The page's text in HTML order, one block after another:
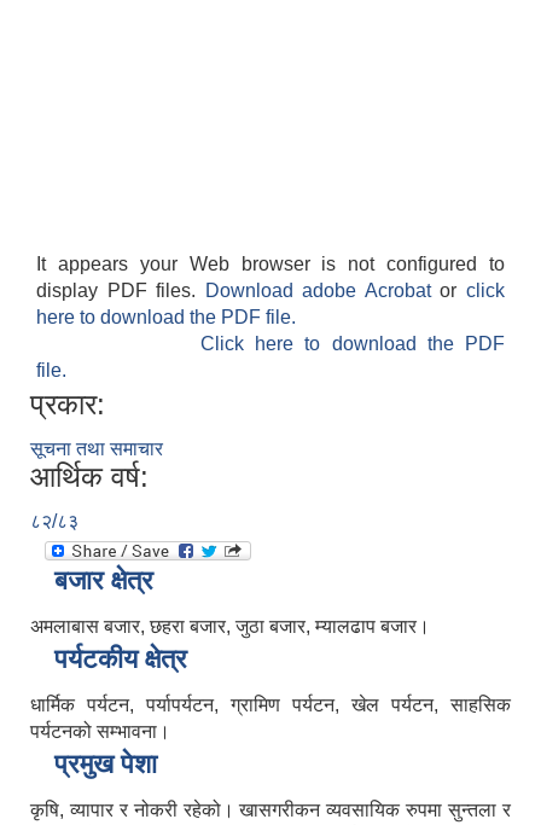
It appears your Web browser is not configured to
display PDF files.
Download adobe Acrobatorclick
here to download the PDF file.
Click here to download the PDF
file.
प्रकार:
सूचना तथा समाचार
आर्थिक वर्ष:
८२/८३
बजार क्षेत्र
अमलाबास बजार, छहरा बजार, जुठा बजार, म्यालढाप बजार।
पर्यटकीय क्षेत्र
धार्मिक पर्यटन, पर्यापर्यटन, ग्रामिण पर्यटन, खेल पर्यटन, साहसिक
पर्यटनको सम्भावना।
प्रमुख पेशा
कृषि, व्यापार र नोकरी रहेको। खासगरीकन व्यवसायिक रुपमा सुन्तला र